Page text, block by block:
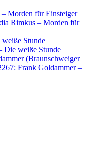
Morden für Einsteiger
Rimkus – Morden für
Stunde
Die weiße Stunde
(Braunschweiger
Frank Goldammer –